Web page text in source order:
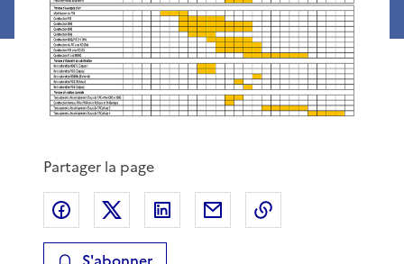
Partager la page
Partager sur Facebook
Partager sur XPartager sur LinkedIn
Partager par email